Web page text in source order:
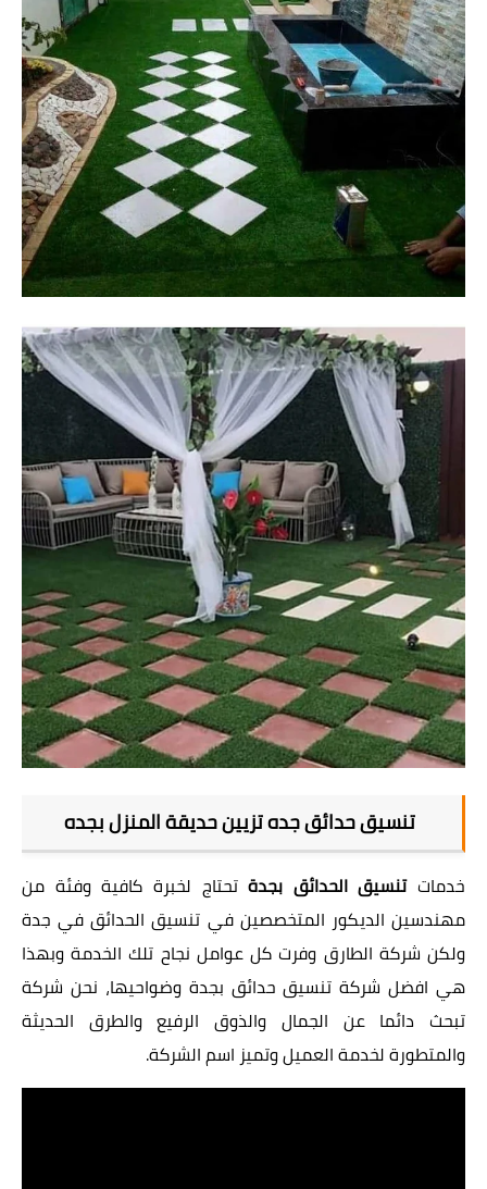
تنسيق حدائق جده تزيين حديقة المنزل بجده
خدمات تنسيق الحدائق بجدةتحتاج لخبرة كافية وفئة من
مهندسين الديكور المتخصصين في تنسيق الحدائق في جدة
ولكن شركة الطارق وفرت كل عوامل نجاح تلك الخدمة وبهذا
هي افضلشركة تنسيق حدائق بجدة وضواحيها، نحن شركة
تبحث دائما عن الجمال والذوق الرفيع والطرق الحديثة
والمتطورة لخدمة العميل وتميز اسم الشركة.